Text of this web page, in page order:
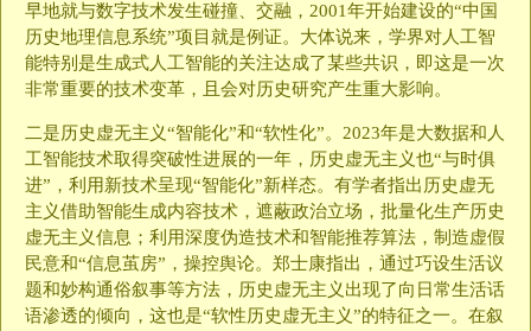
早地就与数字技术发生碰撞、交融，2001年开始建设的“中国
历史地理信息系统”项目就是例证。大体说来，学界对人工智
能特别是生成式人工智能的关注达成了某些共识，即这是一次
非常重要的技术变革，且会对历史研究产生重大影响。
二是历史虚无主义“智能化”和“软性化”。2023年是大数据和人
工智能技术取得突破性进展的一年，历史虚无主义也“与时俱
进”，利用新技术呈现“智能化”新样态。有学者指出历史虚无
主义借助智能生成内容技术，遮蔽政治立场，批量化生产历史
虚无主义信息；利用深度伪造技术和智能推荐算法，制造虚假
民意和“信息茧房”，操控舆论。郑士康指出，通过巧设生活议
题和妙构通俗叙事等方法，历史虚无主义出现了向日常生活话
语渗透的倾向，这也是“软性历史虚无主义”的特征之一。在叙